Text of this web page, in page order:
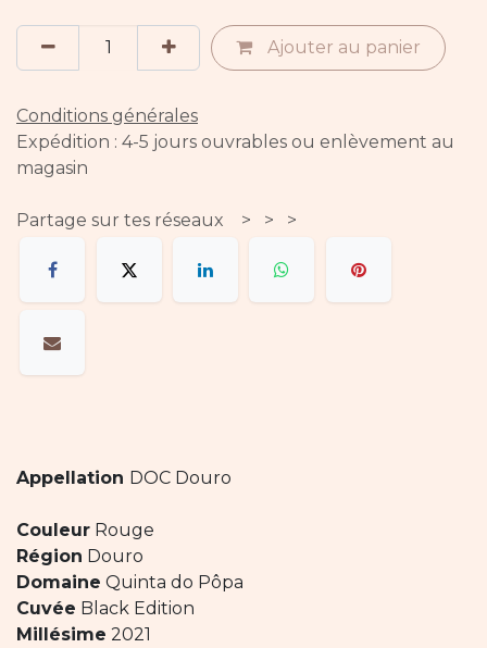
Ajouter au panier
Conditions générales
Expédition : 4-5 jours ouvrables ou enlèvement au
magasin
Partage sur tes réseaux > > >
Appellation DOC Douro
Couleur Rouge
Région Douro
Domaine Quinta do Pôpa
Cuvée Black Edition
Millésime 2021